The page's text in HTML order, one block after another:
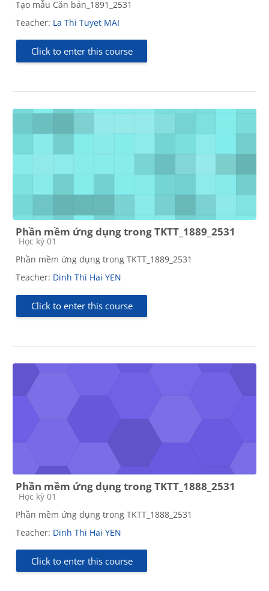
Tạo mẫu Căn bản_1891_2531
Teacher: La Thi Tuyet MAI
Click to enter this course
Phần mềm ứng dụng trong TKTT_1889_2531
Course category
Học kỳ 01
Phần mềm ứng dụng trong TKTT_1889_2531
Teacher: Dinh Thi Hai YEN
Click to enter this course
Phần mềm ứng dụng trong TKTT_1888_2531
Course category
Học kỳ 01
Phần mềm ứng dụng trong TKTT_1888_2531
Teacher: Dinh Thi Hai YEN
Click to enter this course